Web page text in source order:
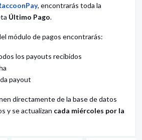
, encontrarás toda la
Último Pago.
módulo de pagos encontrarás:
los payouts recibidos
payout
directamente de la base de datos
y se actualizan cada miércoles por la